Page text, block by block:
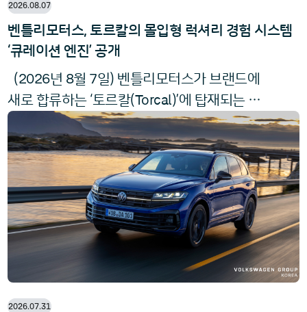
2026.08.07
벤틀리모터스, 토르칼의 몰입형 럭셔리 경험 시스템
‘큐레이션 엔진’ 공개
(2026년 8월 7일) 벤틀리모터스가 브랜드에
새로 합류하는 ‘토르칼(Torcal)’에 탑재되는 몰
입형 럭셔리 경험 시스템 ‘큐레이션 엔진(Curati
on Engine)’을 공개했다. 럭셔리는 전통적으로
소재와 장인정신, 편안함을 기준으로 평가돼 왔
다. 벤틀리 토르칼은 여기서 더 나아가 여러 감
각을 조화시키고 탑승자의 요구에
2026.07.31